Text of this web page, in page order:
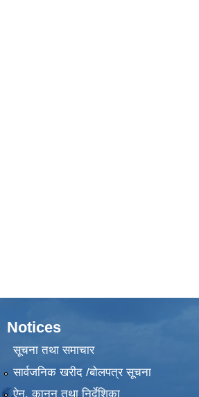
Notices
सूचना तथा समाचार
सार्वजनिक खरीद /बोलपत्र सूचना
ऐन, कानुन तथा निर्देशिका